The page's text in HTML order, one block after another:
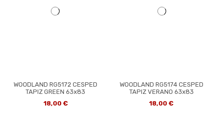
WOODLAND RG5172 CESPED
TAPIZ GREEN 63x83
18,00 €
WOODLAND RG5174 CESPED
TAPIZ VERANO 63x83
18,00 €